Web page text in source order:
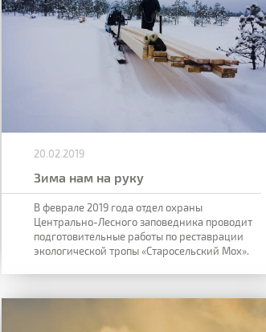
20.02.2019
Зима нам на руку
В феврале 2019 года отдел охраны
Центрально-Лесного заповедника проводит
подготовительные работы по реставрации
экологической тропы «Старосельский Мох».